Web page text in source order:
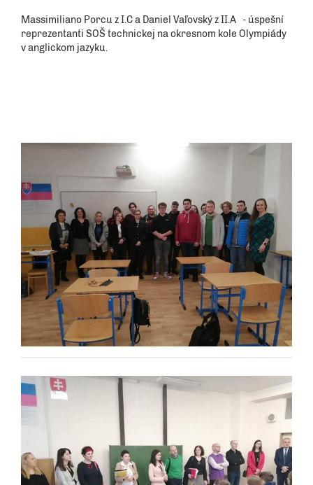
Massimiliano Porcu z I.C a Daniel Vaľovský z II.A - úspešní
reprezentanti SOŠ technickej na okresnom kole Olympiády
v anglickom jazyku.